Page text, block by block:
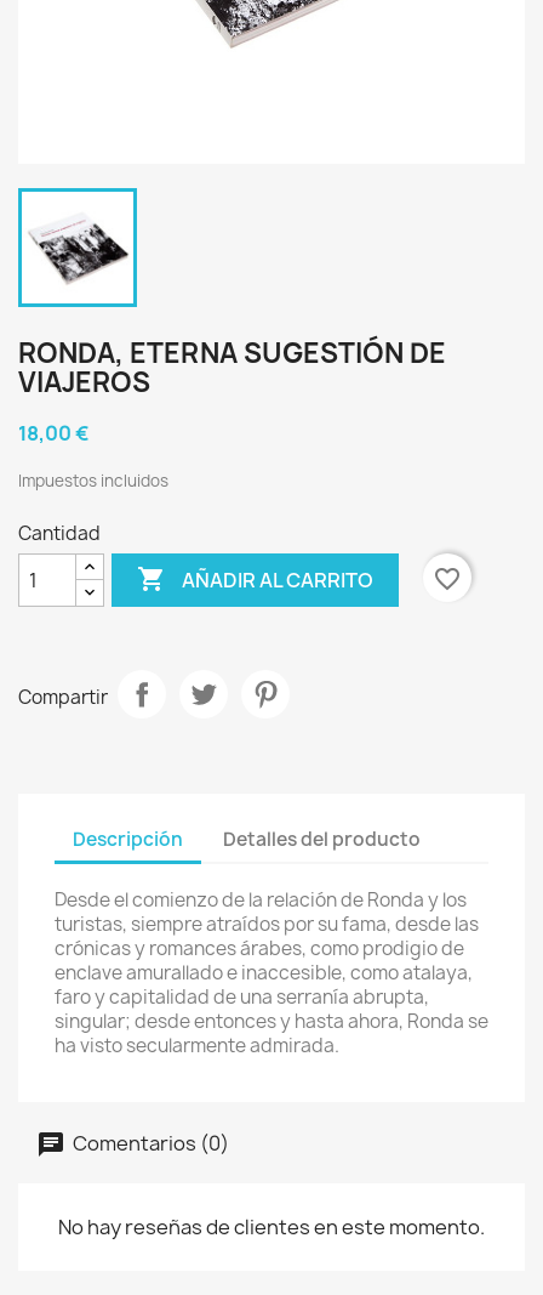
RONDA, ETERNA SUGESTIÓN DE
VIAJEROS
18,00 €
Impuestos incluidos
Cantidad
 AÑADIR AL CARRITO favorite_border
Compartir
Descripción Detalles del producto
Desde el comienzo de la relación de Ronda y los
turistas, siempre atraídos por su fama, desde las
crónicas y romances árabes, como prodigio de
enclave amurallado e inaccesible, como atalaya,
faro y capitalidad de una serranía abrupta,
singular; desde entonces y hasta ahora, Ronda se
ha visto secularmente admirada.
Comentarios (0)
No hay reseñas de clientes en este momento.